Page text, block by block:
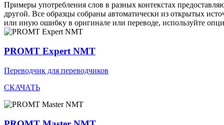
Примеры употребления слов в разных контекстах
другой. Все образцы собраны автоматически из открытых
или иную ошибку в оригинале или переводе, используйте
PROMT Expert NMT
Переводчик для переводчиков
СКАЧАТЬ